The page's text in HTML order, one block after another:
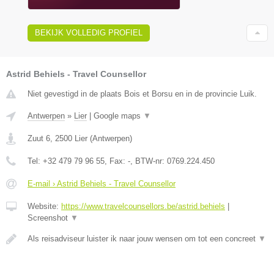
BEKIJK VOLLEDIG PROFIEL
Astrid Behiels - Travel Counsellor
Niet gevestigd in de plaats Bois et Borsu en in de provincie Luik.
Antwerpen » Lier Google maps ▼
Zuut 6 2500 Lier (Antwerpen)
Tel: +32 479 79 96 55 , Fax: - , BTW-nr: 0769.224.450
E-mail › Astrid Behiels - Travel Counsellor
Website: https://www.travelcounsellors.be/astrid.behiels
Screenshot ▼
Als reisadviseur luister ik naar jouw wensen om tot een concreet ▼